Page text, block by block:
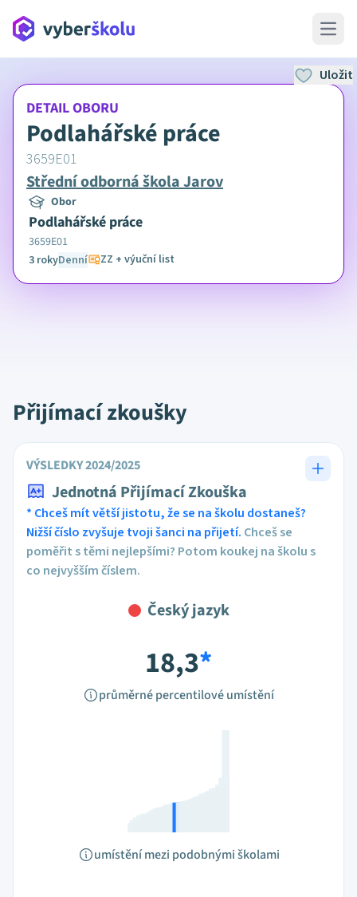
Open
DETAIL OBORU
Podlahářské práce
3659E01
Střední odborná škola Jarov
Obor
Podlahářské práce
3659E01
3 rokyDenní ZZ + výuční list
Uložit
Přijímací zkoušky
VÝSLEDKY 2024/2025
Jednotná Přijímací Zkouška
* Chceš mít větší jistotu, že se na školu dostaneš?
Nižší číslo zvyšuje tvoji šanci na přijetí. Chceš se
poměřit s těmi nejlepšími? Potom koukej na školu s
co nejvyšším číslem.
Český jazyk
18,3*
průměrné percentilové umístění
umístění mezi podobnými školami